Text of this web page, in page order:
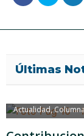
Últimas
Actualidad,